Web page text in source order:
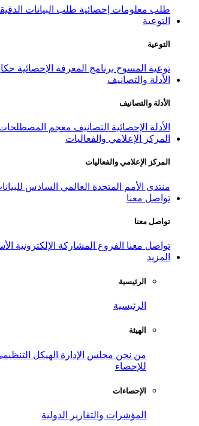
طلب معلومات إحصائية طلب البيانات
التوعية
التوعية
توعية المسوح برنامج المعرفة الإحصائية
الأدلة والتصانيف
الأدلة والتصانيف
الأدلة الإحصائية التصانيف معجم المصطلحات
المركز الإعلامي والفعاليات
المركز الإعلامي والفعاليات
منتدى الأمم المتحدة العالمي السادس للبيانات
تواصل معنا
تواصل معنا
تواصل معنا الفروع المشاركة الإلكترونية
المزيد
الرئيسية
الرئيسية
الهيئة
من نحن مجلس الإدارة الهيكل
للإحصاء
الإحصاءات
المؤشرات والتقارير الدولية